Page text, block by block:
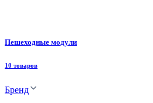
Пешеходные модули
10 товаров
Бренд